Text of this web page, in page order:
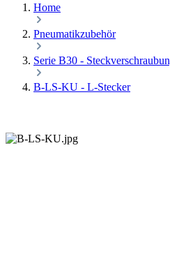
Home
Pneumatikzubehör
Serie B30 -
B-LS-KU - L-Stecker